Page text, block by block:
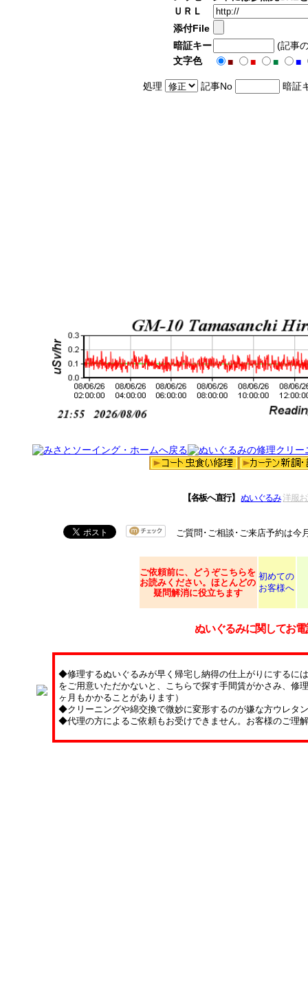
ＵＲＬ
添付File
暗証キー
(記事
文字色
■ ■ ■ ■
処理 記事No 暗証
【各板へ直行】 ぬいぐるみ 洋服
ご質問･ご相談･ご来店予約は今
ご依頼前に、どうぞこちらを
お読みください。ほとんどの
疑問解消に役立ちます
初めての
お客様へ
ぬいぐるみに関してお
◆修理するぬいぐるみが早く帰宅し納得の仕上がりにするに
をご用意いただかないと、こちらで探す手間賃がかさみ、修
ヶ月もかかることがあります）
◆クリーニングや綿交換で微妙に変形するのが嫌な方ウレタ
◆代理の方によるご依頼もお受けできません。お客様のご理